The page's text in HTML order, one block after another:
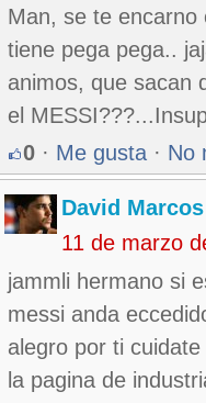
Man, se te encarno
tiene pega pega..
animos, que sacan
el
0 · Me gusta · No
David Marcos
11 de marzo
jammli hermano si
messi anda
alegro por ti
la pagina de